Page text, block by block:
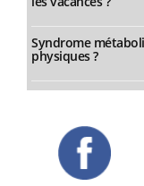
Syndrome
physiques ?